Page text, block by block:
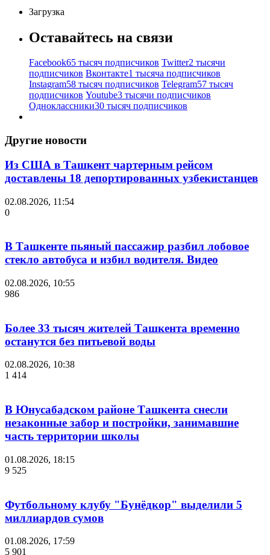
Загрузка
Оставайтесь на связи
Facebook65 тысяч подписчиков Twitter2 тысячи
подписчиков Вконтакте1 тысяча подписчиков
Instagram58 тысяч подписчиков Telegram57 тысяч
подписчиков Youtube3 тысячи подписчиков
Одноклассники30 тысяч подписчиков
Другие новости
Из США в Ташкент чартерным рейсом
доставлены 18 депортированных узбекистанцев
02.08.2026, 11:54
0
В Ташкенте пьяный пассажир разбил лобовое
стекло автобуса и избил водителя. Видео
02.08.2026, 10:55
986
Более 33 тысяч жителей Ташкента временно
останутся без питьевой воды
02.08.2026, 10:38
1 414
В Юнусабадском районе Ташкента снесли
незаконные забор и постройки, занимавшие
часть территории школы
01.08.2026, 18:15
9 525
Футбольному клубу "Бунёдкор" выделили 5
миллиардов сумов
01.08.2026, 17:59
5 901